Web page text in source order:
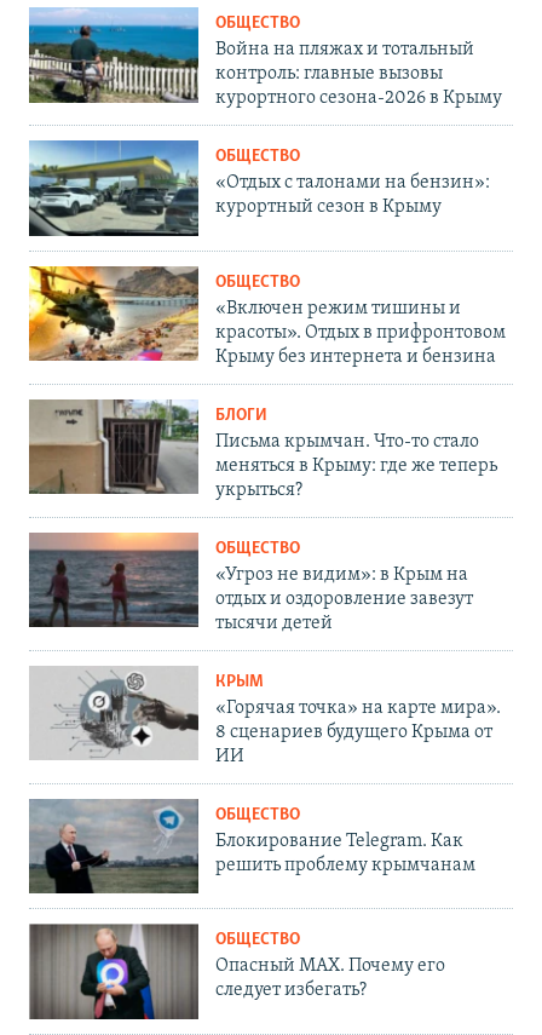
ОБЩЕСТВО
Война на пляжах и тотальный
контроль: главные вызовы
курортного сезона-2026 в Крыму
ОБЩЕСТВО
«Отдых с талонами на бензин»:
курортный сезон в Крыму
ОБЩЕСТВО
«Включен режим тишины и
красоты». Отдых в прифронтовом
Крыму без интернета и бензина
БЛОГИ
Письма крымчан. Что-то стало
меняться в Крыму: где же теперь
укрыться?
ОБЩЕСТВО
«Угроз не видим»: в Крым на
отдых и оздоровление завезут
тысячи детей
КРЫМ
«Горячая точка» на карте мира».
8 сценариев будущего Крыма от
ИИ
ОБЩЕСТВО
Блокирование Telegram. Как
решить проблему крымчанам
ОБЩЕСТВО
Опасный MAX. Почему его
следует избегать?